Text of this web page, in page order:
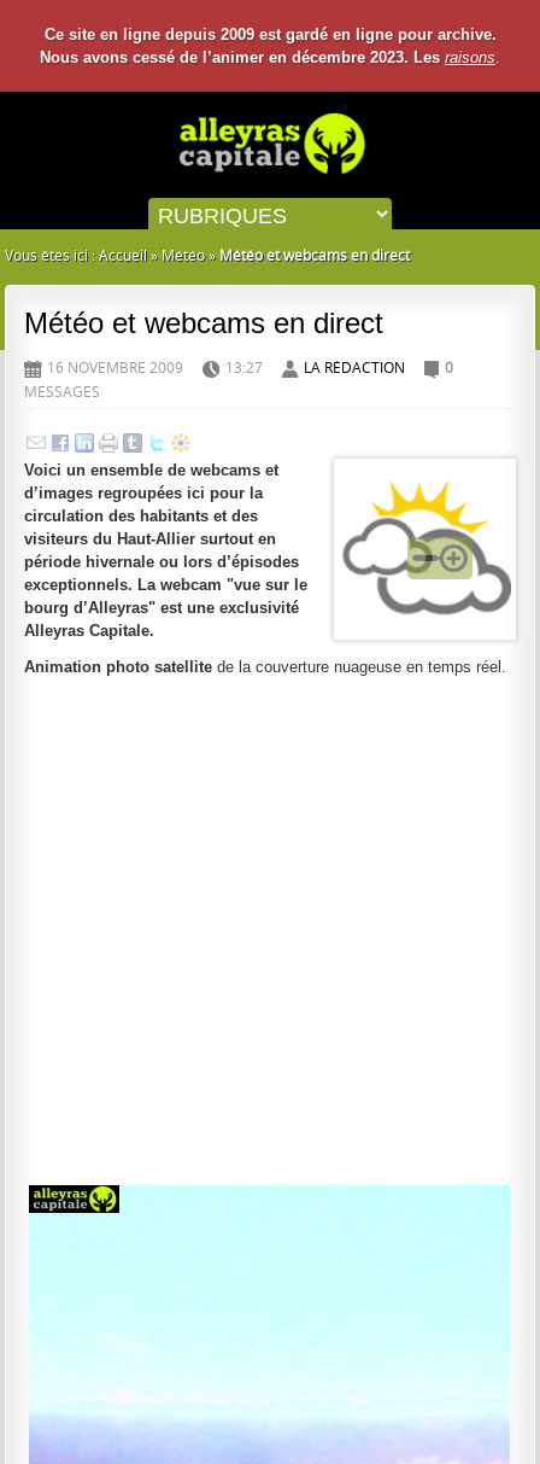
Ce site en ligne depuis 2009 est gardé en ligne pour archive.
Nous avons cessé de l’animer en décembre 2023. Les raisons.
Vous êtes ici :Accueil » Météo» Météo et webcams en direct
Météo et webcams en direct
D 16 NOVEMBRE 2009 H 13:27 A LA RÉDACTION
0
MESSAGES
Voici un ensemble de webcams et
d’images regroupées ici pour la
circulation des habitants et des
visiteurs du Haut-Allier surtout en
période hivernale ou lors d’épisodes
exceptionnels. La webcam "vue sur le
bourg d’Alleyras" est une exclusivité
Alleyras Capitale.
Animation photo satellite de la couverture nuageuse en temps réel.